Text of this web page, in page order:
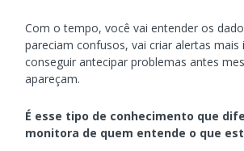
Com o tempo, você vai entender os
pareciam confusos, vai criar alertas mais
conseguir antecipar problemas antes
apareçam.
É esse tipo de conhecimento que
monitora de quem entende o que